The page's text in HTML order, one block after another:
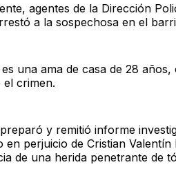
agentes de la Dirección
a la sospechosa en el
es una ama de casa de 28
crimen.
y remitió informe
en perjuicio de Cristian
de una herida penetrante de